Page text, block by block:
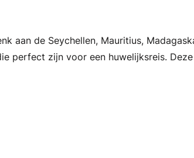
aan de Seychellen, Mauritius,
perfect zijn voor een huwelijksreis.